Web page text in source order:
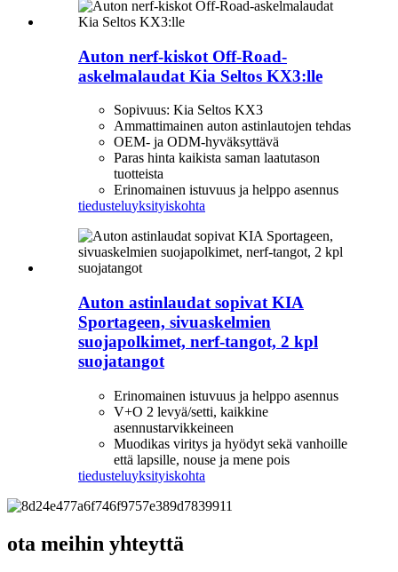
Auton nerf-kiskot Off-Road-
askelmalaudat Kia Seltos KX3:lle
Sopivuus: Kia Seltos KX3
Ammattimainen auton astinlautojen tehdas
OEM- ja ODM-hyväksyttävä
Paras hinta kaikista saman laatutason
tuotteista
Erinomainen istuvuus ja helppo asennus
tiedusteluyksityiskohta
Auton astinlaudat sopivat KIA
Sportageen, sivuaskelmien
suojapolkimet, nerf-tangot, 2 kpl
suojatangot
Erinomainen istuvuus ja helppo asennus
V+O 2 levyä/setti, kaikkine
asennustarvikkeineen
Muodikas viritys ja hyödyt sekä vanhoille
että lapsille, nouse ja mene pois
tiedusteluyksityiskohta
ota meihin yhteyttä